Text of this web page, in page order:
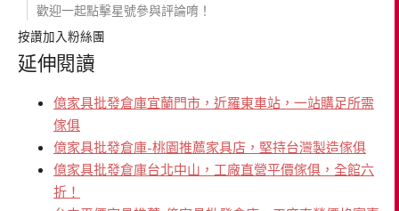
歡迎一起點擊星號參與評論唷！
按讚加入粉絲團
延伸閱讀
億家具批發倉庫宜蘭門市，近羅東車站，一站購足所需
傢俱
億家具批發倉庫-桃園推薦家具店，堅持台灣製造傢俱
億家具批發倉庫台北中山，工廠直營平價傢俱，全館六
折！